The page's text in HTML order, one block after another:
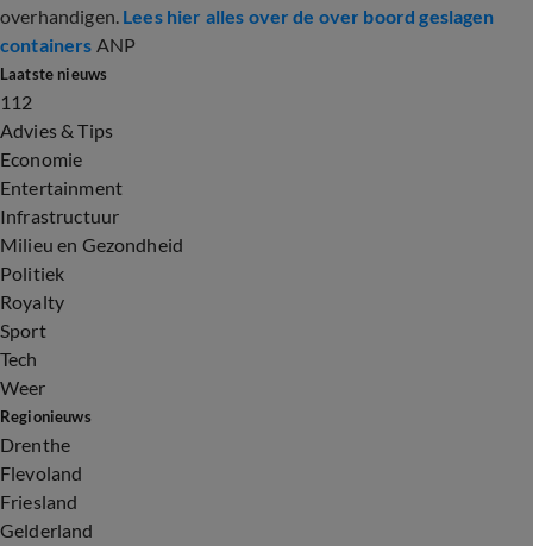
overhandigen. Lees hier alles over de over boord geslagen
containers ANP
Laatste nieuws
112
Advies & Tips
Economie
Entertainment
Infrastructuur
Milieu en Gezondheid
Politiek
Royalty
Sport
Tech
Weer
Regionieuws
Drenthe
Flevoland
Friesland
Gelderland